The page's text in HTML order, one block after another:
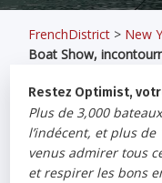
FrenchDistrict > New
Boat Show,
Restez Optimist,
Plus de 3,000
l’indécent, et plus de
venus admirer tous
et respirer les bons